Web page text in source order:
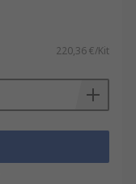
220,36 €/Kit